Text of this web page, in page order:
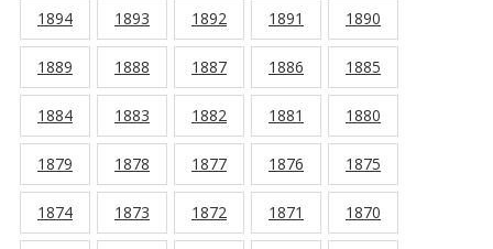
1894 1893 1892 1891 1890
1889 1888 1887 1886 1885
1884 1883 1882 1881 1880
1879 1878 1877 1876 1875
1874 1873 1872 1871 1870